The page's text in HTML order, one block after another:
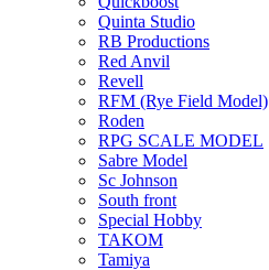
Quinta Studio
RB Productions
Red Anvil
Revell
RFM (Rye Field Model)
Roden
RPG SCALE MODEL
Sabre Model
Sc Johnson
South front
Special Hobby
TAKOM
Tamiya